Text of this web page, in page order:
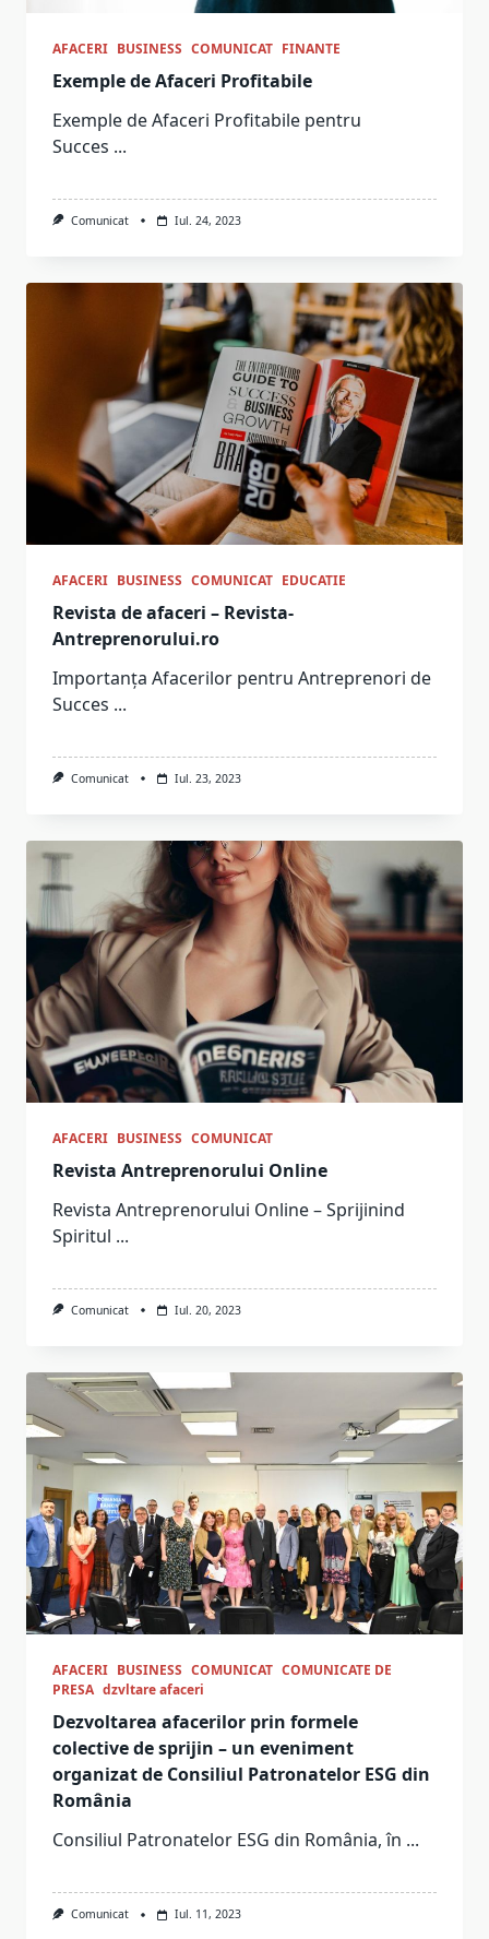
AFACERI BUSINESS COMUNICAT FINANTE
Exemple de Afaceri Profitabile
Exemple de Afaceri Profitabile pentru
Succes ...
Comunicat Iul. 24, 2023
AFACERI BUSINESS COMUNICAT EDUCATIE
Revista de afaceri – Revista-
Antreprenorului.ro
Importanța Afacerilor pentru Antreprenori de
Succes ...
Comunicat Iul. 23, 2023
AFACERI BUSINESS COMUNICAT
Revista Antreprenorului Online
Revista Antreprenorului Online – Sprijinind
Spiritul ...
Comunicat Iul. 20, 2023
AFACERI BUSINESS COMUNICAT COMUNICATE DE
PRESA dzvltare afaceri
Dezvoltarea afacerilor prin formele
colective de sprijin – un eveniment
organizat de Consiliul Patronatelor ESG din
România
Consiliul Patronatelor ESG din România, în ...
Comunicat Iul. 11, 2023